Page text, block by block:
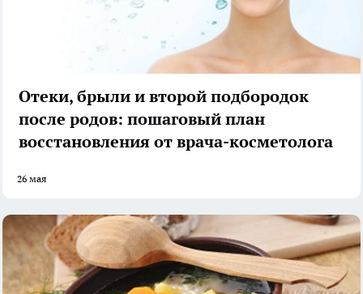
Отеки, брыли и второй подбородок
после родов: пошаговый план
восстановления от врача-косметолога
26 мая